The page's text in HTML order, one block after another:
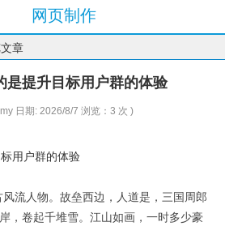
网页制作
章
是提升目标用户群的体验
日期: 2026/8/7 浏览：3 次 )
流人物。故垒西边，人道是，三国周郎
，卷起千堆雪。江山如画，一时多少豪